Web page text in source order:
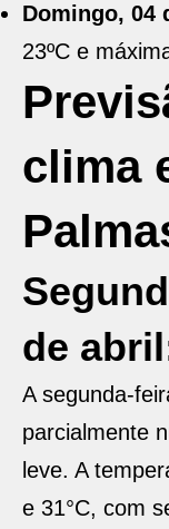
Domingo, 04
23ºC e
clima
de
A segunda-
parcialmente
leve. A
e 31°C, com